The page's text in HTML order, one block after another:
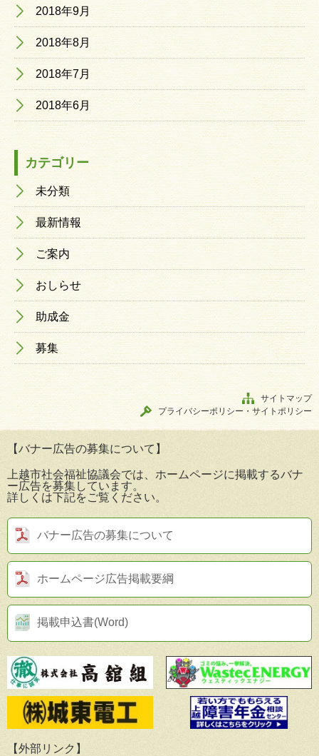
2018年9月
2018年8月
2018年7月
2018年6月
カテゴリー
未分類
最新情報
ご案内
おしらせ
助成金
募集
サイトマップ
プライバシーポリシー・サイトポリシー
【バナー広告の募集について】
上越市社会福祉協議会では、ホームページに掲載するバナ
ー広告を募集しています。
詳しくは下記をご覧ください。
バナー広告の募集について
ホームページ広告掲載要綱
掲載申込書(Word)
【外部リンク】